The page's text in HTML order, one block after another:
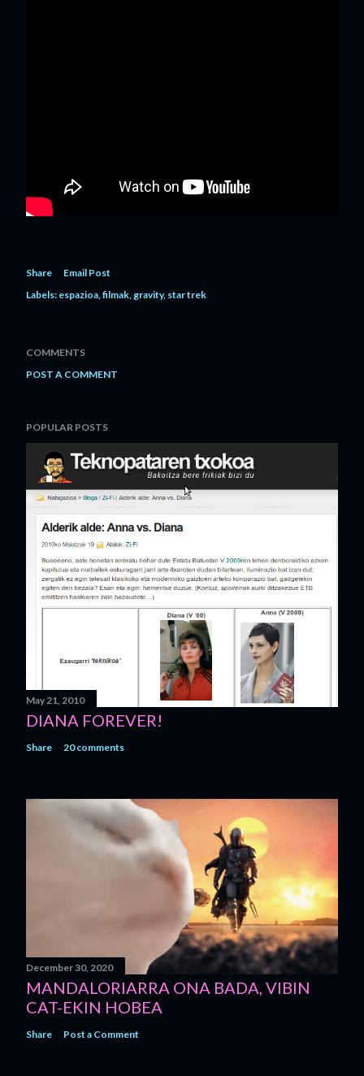
Share
Email Post
Labels: espazioa filmak gravity star trek
COMMENTS
POST A COMMENT
POPULAR POSTS
May 21, 2010
DIANA FOREVER!
Share 20 comments
December 30, 2020
MANDALORIARRA ONA BADA, VIBIN
CAT-EKIN HOBEA
Share Post a Comment